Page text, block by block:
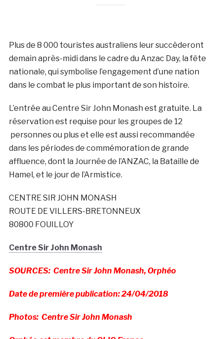
Plus de 8 000 touristes australiens leur succèderont
demain après-midi dans le cadre du Anzac Day, la fête
nationale, qui symbolise l’engagement d’une nation
dans le combat le plus important de son histoire.
L’entrée au Centre Sir John Monash est gratuite. La
réservation est requise pour les groupes de 12
personnes ou plus et elle est aussi recommandée
dans les périodes de commémoration de grande
affluence, dont la Journée de l’ANZAC, la Bataille de
Hamel, et le jour de l’Armistice.
CENTRE SIR JOHN MONASH
ROUTE DE VILLERS-BRETONNEUX
80800 FOUILLOY
Centre Sir John Monash
SOURCES: Centre Sir John Monash, Orphéo
Date de première publication: 24/04/2018
Photos: Centre Sir John Monash